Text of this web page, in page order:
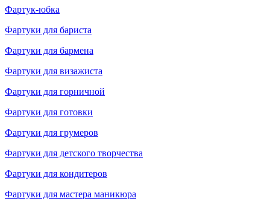
Фартук-юбка
Фартуки для бариста
Фартуки для бармена
Фартуки для визажиста
Фартуки для горничной
Фартуки для готовки
Фартуки для грумеров
Фартуки для детского творчества
Фартуки для кондитеров
Фартуки для мастера маникюра